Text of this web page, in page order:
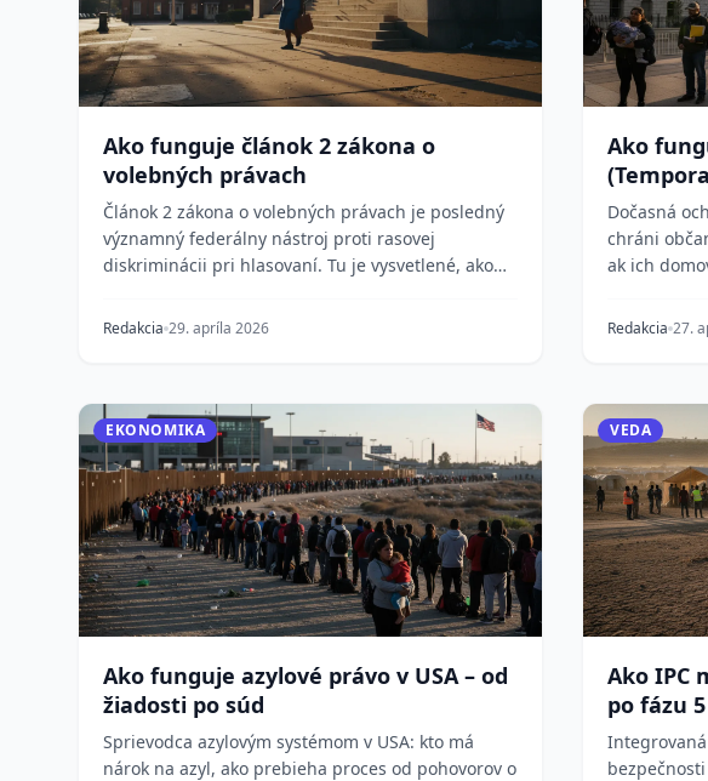
Ako funguje článok 2 zákona o
volebných právach
Článok 2 zákona o volebných právach je posledný
významný federálny nástroj proti rasovej
diskriminácii pri hlasovaní. Tu je vysvetlené, ako
Redakcia 29. apríla 2026
Ako
Dočasná
chráni
ak ich
Redakcia 27.
EKONOMIKA
Ako funguje azylové právo v USA – od
žiadosti po súd
Sprievodca azylovým systémom v USA: kto má
nárok na azyl, ako prebieha proces od pohovorov o
VEDA
Ako IPC
po fázu 5